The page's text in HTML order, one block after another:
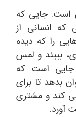
است. جایی که
که انسانی از
را که دیده
ببیند و لمس
جایی است که
بدهد تا برای
کند و مشتری
آورد.